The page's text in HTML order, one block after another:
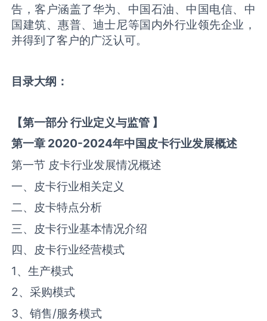
告，客户涵盖了华为、中国石油、中国电信、中
国建筑、惠普、迪士尼等国内外行业领先企业，
并得到了客户的广泛认可。
目录大纲 ：
【第一部分行业定义与监管 】
第一章 2020-2024年中国皮卡行业发展概述
第一节 ‌‌皮卡‌‌‌行业发展情况概述
一、‌‌皮卡‌‌‌行业相关定义
二、‌‌皮卡‌‌‌特点分析
三、‌‌皮卡‌‌‌行业基本情况介绍
四、‌‌皮卡‌‌‌行业经营模式
1、生产模式
2、采购模式
3、销售/服务模式